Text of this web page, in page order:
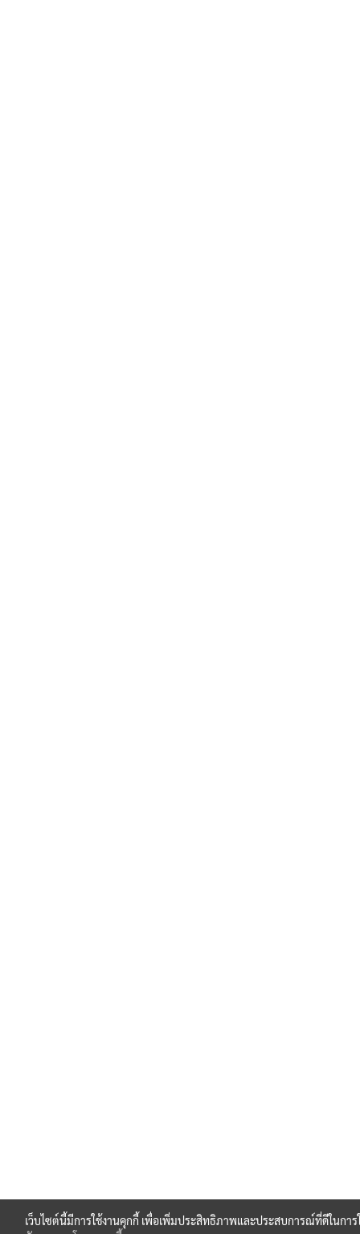
เว็บไซต์นี้มีการใช้งานคุกกี้ เพื่อเพิ่มประสิทธิภาพและประสบการณ์ที่ดีในกา